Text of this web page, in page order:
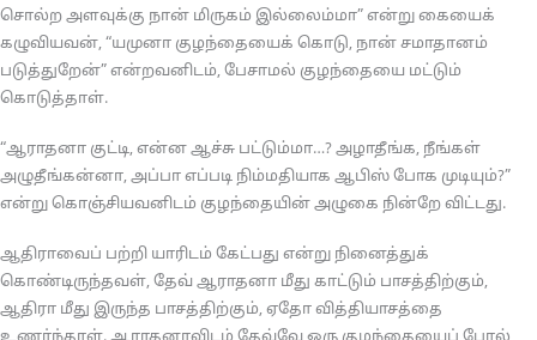
சொல்ற அளவுக்கு நான் மிருகம் இல்லைம்மா” என்று கையைக்
கழுவியவன், “யமுனா குழந்தையைக் கொடு, நான் சமாதானம்
படுத்துறேன்” என்றவனிடம், பேசாமல் குழந்தையை மட்டும்
கொடுத்தாள்.
“ஆராதனா குட்டி, என்ன ஆச்சு பட்டும்மா…? அழாதீங்க, நீங்கள்
அழுதீங்கன்னா, அப்பா எப்படி நிம்மதியாக ஆபிஸ் போக முடியும்?”
என்று கொஞ்சியவனிடம் குழந்தையின் அழுகை நின்றே விட்டது.
ஆதிராவைப் பற்றி யாரிடம் கேட்பது என்று நினைத்துக்
கொண்டிருந்தவள், தேவ் ஆராதனா மீது காட்டும் பாசத்திற்கும்,
ஆதிரா மீது இருந்த பாசத்திற்கும், ஏதோ வித்தியாசத்தை